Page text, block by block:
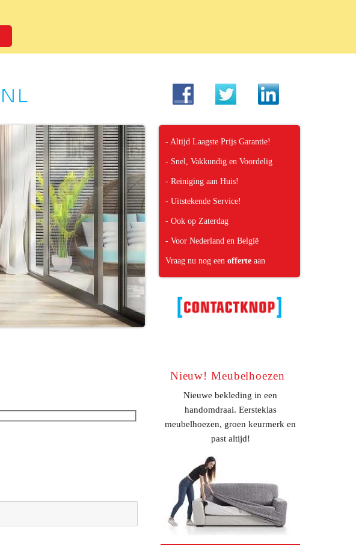
- Altijd Laagste Prijs Garantie!
- Snel, Vakkundig en Voordelig
- Reiniging aan Huis!
- Uitstekende Service!
- Ook op Zaterdag
- Voor Nederland en België
Vraag nu nog eenofferte aan
Nieuw! Meubelhoezen
Nieuwe bekleding in een
handomdraai. Eersteklas
meubelhoezen, groen keurmerk en
past altijd!